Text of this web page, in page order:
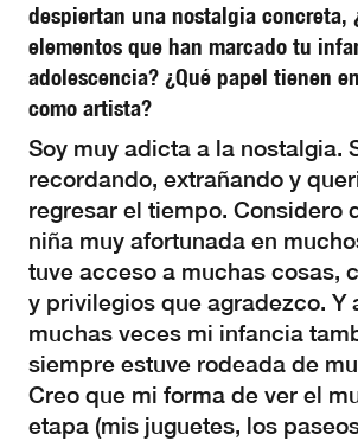
despiertan una nostalgia concreta,
elementos que han marcado tu
adolescencia? ¿Qué papel tienen
como artista?
Soy muy adicta a la nostalgia.
recordando, extrañando y
regresar el tiempo. Considero
niña muy afortunada en
tuve acceso a muchas cosas,
y privilegios que agradezco. Y
muchas veces mi infancia
siempre estuve rodeada de
Creo que mi forma de ver el
etapa (mis juguetes, los